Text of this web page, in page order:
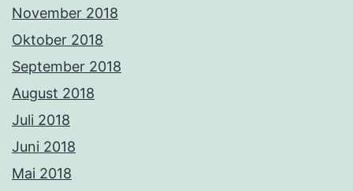
November 2018
Oktober 2018
September 2018
August 2018
Juli 2018
Juni 2018
Mai 2018